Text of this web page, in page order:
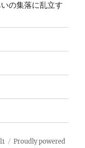
の集落に乱立す
Proudly powered